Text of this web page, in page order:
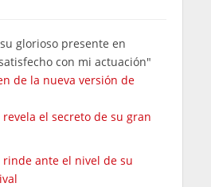
glorioso presente en
con mi actuación"
de la nueva versión de
revela el secreto de su gran
rinde ante el nivel de su